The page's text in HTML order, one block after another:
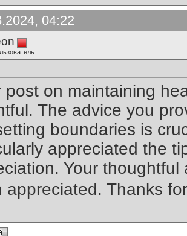
04:22
post on maintaining
The advice you
boundaries is
appreciated the
Your
appreciated. Thanks